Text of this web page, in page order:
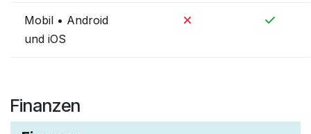
Mobil • Android
und iOS
Finanzen